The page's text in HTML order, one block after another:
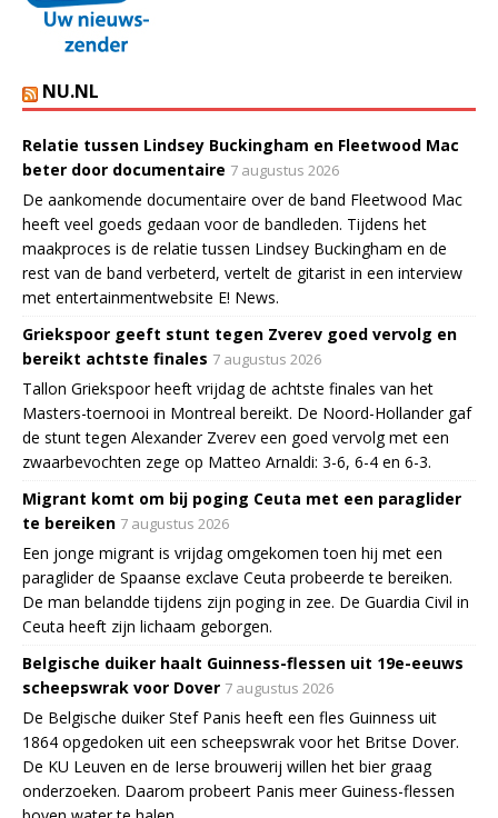
NU.NL
Relatie tussen Lindsey Buckingham en Fleetwood Mac
beter door documentaire 7 augustus 2026
De aankomende documentaire over de band Fleetwood Mac
heeft veel goeds gedaan voor de bandleden. Tijdens het
maakproces is de relatie tussen Lindsey Buckingham en de
rest van de band verbeterd, vertelt de gitarist in een interview
met entertainmentwebsite E! News.
Griekspoor geeft stunt tegen Zverev goed vervolg en
bereikt achtste finales 7 augustus 2026
Tallon Griekspoor heeft vrijdag de achtste finales van het
Masters-toernooi in Montreal bereikt. De Noord-Hollander gaf
de stunt tegen Alexander Zverev een goed vervolg met een
zwaarbevochten zege op Matteo Arnaldi: 3-6, 6-4 en 6-3.
Migrant komt om bij poging Ceuta met een paraglider
te bereiken 7 augustus 2026
Een jonge migrant is vrijdag omgekomen toen hij met een
paraglider de Spaanse exclave Ceuta probeerde te bereiken.
De man belandde tijdens zijn poging in zee. De Guardia Civil in
Ceuta heeft zijn lichaam geborgen.
Belgische duiker haalt Guinness-flessen uit 19e-eeuws
scheepswrak voor Dover 7 augustus 2026
De Belgische duiker Stef Panis heeft een fles Guinness uit
1864 opgedoken uit een scheepswrak voor het Britse Dover.
De KU Leuven en de Ierse brouwerij willen het bier graag
onderzoeken. Daarom probeert Panis meer Guiness-flessen